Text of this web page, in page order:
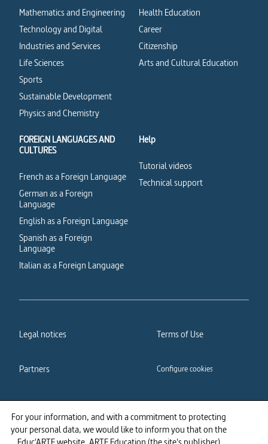
For your information, and with a commitment to protecting
your personal data, we would like to inform you that on the
Mathematics and Engineering
Technology and Digital
Industries and Services
Life Sciences
Sports
Sustainable Development
Physics and Chemistry
Health Education
Career
Citizenship
Arts and Cultural Education
FOREIGN LANGUAGES AND
CULTURES
French as a Foreign Language
German as a Foreign
Language
English as a Foreign Language
Spanish as a Foreign
Language
Italian as a Foreign Language
Help
Tutorial videos
Technical support
Legal notices Terms of Use
Partners Configure cookies
Cookies policy Privacy policy
Accessibility: partially